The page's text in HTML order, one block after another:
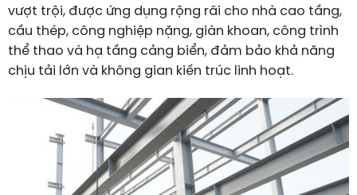
vượt trội, được ứng dụng rộng rãi cho nhà cao tầng,
cầu thép, công nghiệp nặng, giàn khoan, công trình
thể thao và hạ tầng cảng biển, đảm bảo khả năng
chịu tải lớn và không gian kiến trúc linh hoạt.